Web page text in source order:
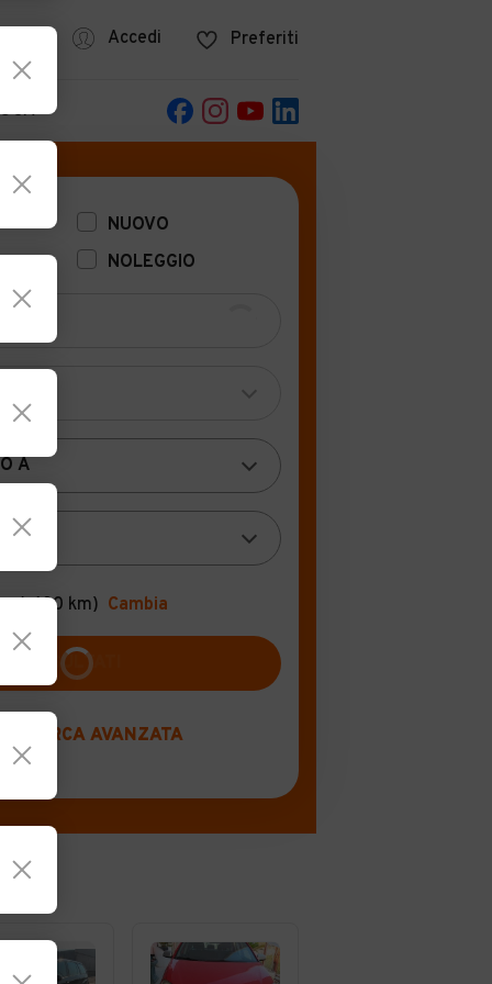
Accedi Preferiti
NUOVO
NOLEGGIO
(+100 km) Cambia
RICERCA AVANZATA